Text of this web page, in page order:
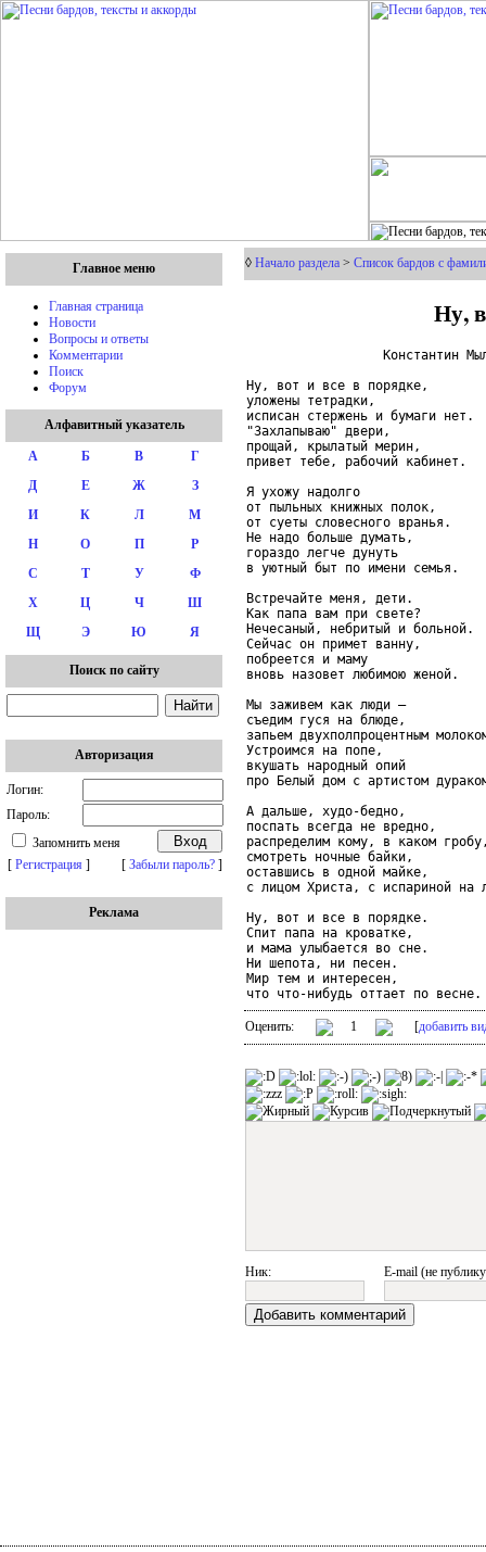
Главное меню
Главная страница
Новости
Вопросы и ответы
Комментарии
Поиск
Форум
Алфавитный указатель
А Б В
Г
Д
Е Ж
З
И
К Л
М
Н
О П
Р
С
Т У
Ф
Х
Ц Ч
Ш
Щ
Э Ю Я
Поиск по сайту
Авторизация
Логин:
Пароль:
Запомнить меня
[ Регистрация ] [ Забыли пароль? ]
Реклама
◊ Начало раздела > Список бардов с
Ну,
Константин
Ну, вот и все в порядке,
уложены тетрадки,
исписан стержень и бумаги нет.
"Захлапываю" двери,
прощай, крылатый мерин,
привет тебе, рабочий кабинет.
Я ухожу надолго
от пыльных книжных полок,
от суеты словесного вранья.
Не надо больше думать,
гораздо легче дунуть
в уютный быт по имени семья.
Встречайте меня, дети.
Как папа вам при свете?
Нечесаный, небритый и больной.
Сейчас он примет ванну,
побреется и маму
вновь назовет любимою женой.
Мы заживем как люди –
съедим гуся на блюде,
запьем двухполпроцентным
Устроимся на попе,
вкушать народный опий
про Белый дом с артистом
А дальше, худо-бедно,
поспать всегда не вредно,
распределим кому, в каком
смотреть ночные байки,
оставшись в одной майке,
с лицом Христа, с испариной на
Ну, вот и все в порядке.
Спит папа на кроватке,
и мама улыбается во сне.
Ни шепота, ни песен.
Мир тем и интересен,
Оценить: 1 [добавить
Ник: E-mail (не